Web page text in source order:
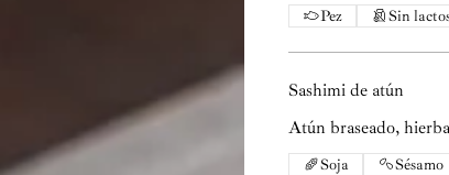
Pez Sin
Sashimi de atún
Atún braseado,
Soja Sésamo